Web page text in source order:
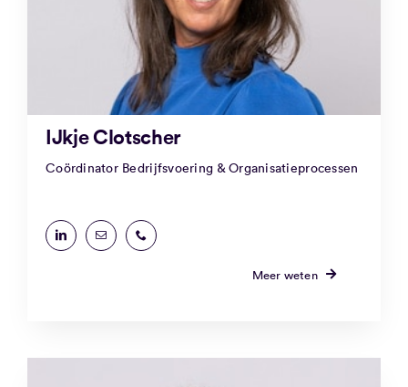
IJkje Clotscher
Coördinator Bedrijfsvoering & Organisatieprocessen
Meer weten